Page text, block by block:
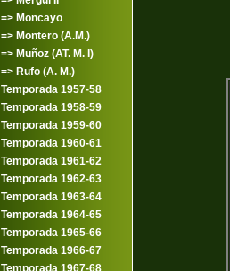
=> Moncayo
=> Montero (A.M.)
=> Muñoz (AT. M. I)
=> Rufo (A. M.)
Temporada 1957-58
Temporada 1958-59
Temporada 1959-60
Temporada 1960-61
Temporada 1961-62
Temporada 1962-63
Temporada 1963-64
Temporada 1964-65
Temporada 1965-66
Temporada 1966-67
Temporada 1967-68